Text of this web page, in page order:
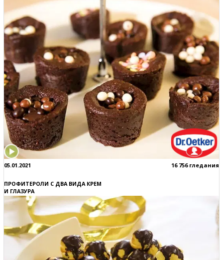
05.01.2021 16 756 гледания
ПРОФИТЕРОЛИ С ДВА ВИДА КРЕМ
И ГЛАЗУРА